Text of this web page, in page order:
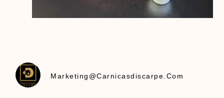
Marketing@carnicasdiscarpe.com